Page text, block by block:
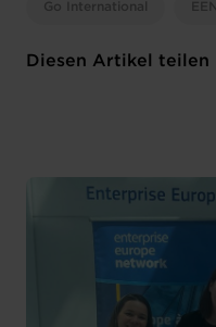
Go International EEN
Diesen Artikel teilen